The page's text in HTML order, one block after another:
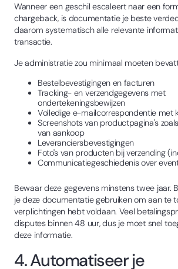
Wanneer een geschil escaleert naar een
chargeback, is documentatie je beste
daarom systematisch alle relevante
transactie.
Je administratie zou minimaal moeten
Bestelbevestigingen en facturen
Tracking- en verzendgegevens met
ondertekeningsbewijzen
Volledige e-mailcorrespondentie met
Screenshots van productpagina's
van aankoop
Leveranciersbevestigingen
Foto's van producten bij verzending
Communicatiegeschiedenis over
Bewaar deze gegevens minstens twee jaar.
je deze documentatie gebruiken om aan te
verplichtingen hebt voldaan. Veel
disputes binnen 48 uur, dus je moet snel
deze informatie.
4. Automatiseer je